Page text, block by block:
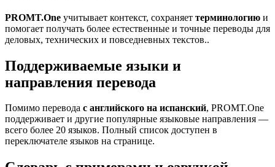
PROMT.One учитывает контекст, сохраняет терминологию и
помогает получать более естественные и точные переводы для
деловых, технических и повседневных текстов..
Поддерживаемые языки и
направления перевода
Помимо перевода с английского на испанский, PROMT.One
поддерживает и другие популярные языковые направления —
всего более 20 языков. Полный список доступен в
переключателе языков на странице.